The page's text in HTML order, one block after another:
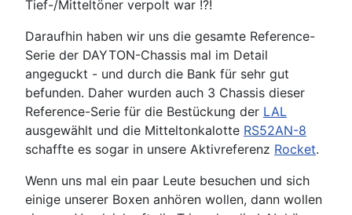
Tief-/Mitteltöner verpolt war !?!
Daraufhin haben wir uns die gesamte Reference-
Serie der DAYTON-Chassis mal im Detail
angeguckt - und durch die Bank für sehr gut
befunden. Daher wurden auch 3 Chassis dieser
Reference-Serie für die Bestückung der LAL
ausgewählt und die Mitteltonkalotte RS52AN-8
schaffte es sogar in unsere Aktivreferenz Rocket.
Wenn uns mal ein paar Leute besuchen und sich
einige unserer Boxen anhören wollen, dann wollen